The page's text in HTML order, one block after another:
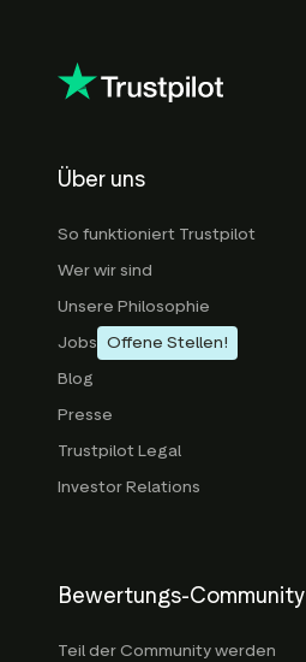
Über uns
So funktioniert Trustpilot
Wer wir sind
Unsere Philosophie
Jobs Offene Stellen!
Blog
Presse
Trustpilot Legal
Investor Relations
Bewertungs-Community
Teil der Community werden